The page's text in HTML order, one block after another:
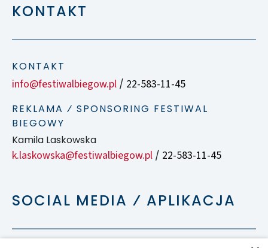
KONTAKT
KONTAKT
info@festiwalbiegow.pl / 22-583-11-45
REKLAMA ⁄ SPONSORING FESTIWAL
BIEGOWY
Kamila Laskowska
k.laskowska@festiwalbiegow.pl / 22-583-11-45
SOCIAL MEDIA ⁄ APLIKACJA